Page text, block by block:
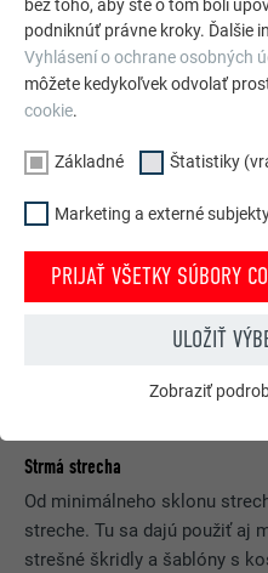
Strmá strecha
Od minimálneho sklonu
streche. Tu sa dajú použiť aj
strešné škridly a šablóny s
bez toho, aby ste o tom boli
podniknúť právne kroky. Ďalšie
Vyhlásení o ochrane osobných
môžete kedykoľvek odvolať
cookie.
Základné Štatistiky
Marketing a externé
PRIJAŤ VŠETKY SÚBORY
ULOŽIŤ
Zabezpečujú jej riadne
NÁZOV Zobraziť
Zobraziť